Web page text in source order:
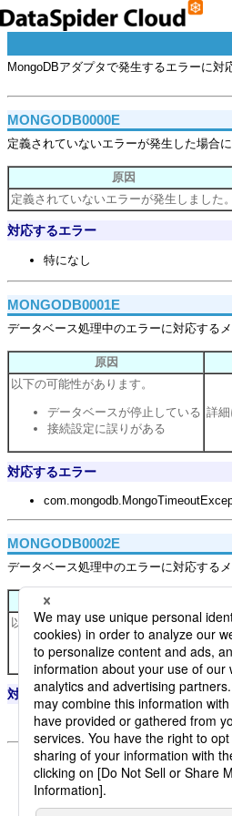
MongoDBアダプタで発生するエラーに対
MONGODB0000E
定義されていないエラーが発生した場合
原因
定義されていないエラーが発生しました。
対応するエラー
特になし
MONGODB0001E
データベース処理中のエラーに対応する
原因
以下の可能性があります。
データベースが停止している
接続設定に誤りがある
詳
対応するエラー
MONGODB0002E
データベース処理中のエラーに対応する
以下の可能性があります。
読み取り処理、削除処理の [クエリ
対応するエラー